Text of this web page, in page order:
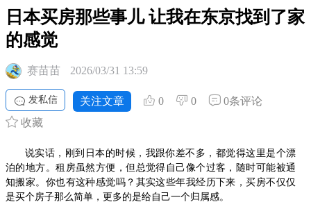
日本买房那些事儿 让我在东京找到了家
的感觉
赛苗苗 2026/03/31 13:59
发私信 关注文章 0 0
0条评论
收藏
说实话，刚到日本的时候，我跟你差不多，都觉得这里是个漂
泊的地方。租房虽然方便，但总觉得自己像个过客，随时可能被通
知搬家。你也有这种感觉吗？其实这些年我经历下来，买房不仅仅
是买个房子那么简单，更多的是给自己一个归属感。